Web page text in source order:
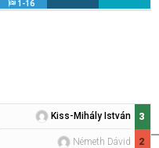
1-16
Kiss-Mihály István
Németh Dávid
3
2